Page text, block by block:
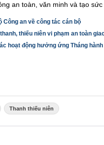
an toàn, văn minh và tạo
an về công tác cán bộ
thiếu niên vi phạm an toàn
hoạt động hưởng ứng Tháng
Thanh thiếu niên